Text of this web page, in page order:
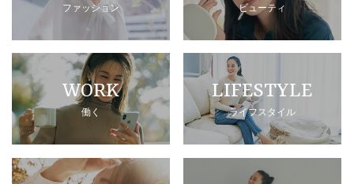
ファッション ビューティ
WORK
働く
LIFESTYLE
ライフスタイル